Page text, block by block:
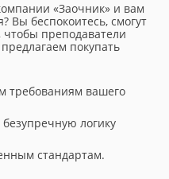
«Заочник» и вам
Вы беспокоитесь, смогут
чтобы преподаватели
покупать
требованиям вашего
логику
стандартам.